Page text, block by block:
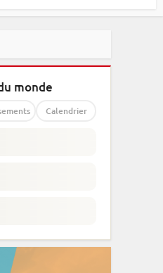
monde
Calendrier